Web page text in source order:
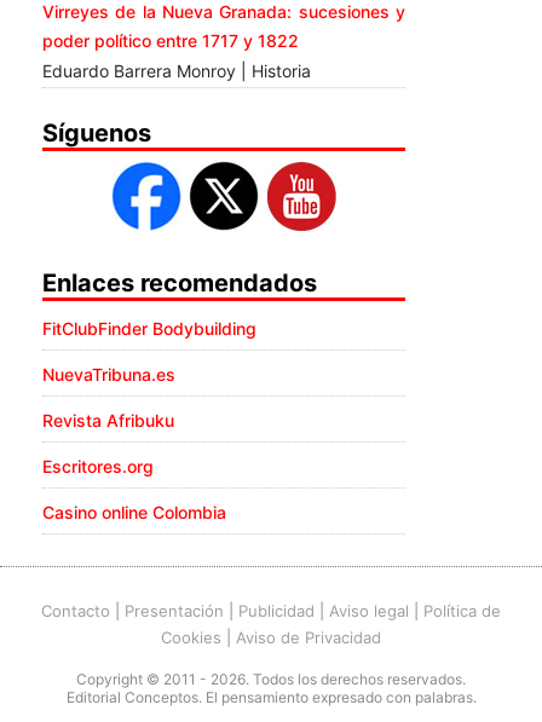
Virreyes de la Nueva Granada: sucesiones y
poder político entre 1717 y 1822
Eduardo Barrera Monroy | Historia
Síguenos
Enlaces recomendados
FitClubFinder Bodybuilding
NuevaTribuna.es
Revista Afribuku
Escritores.org
Casino online Colombia
Contacto Presentación Publicidad Aviso legal
Política de
Cookies
Aviso de Privacidad
Copyright © 2011 - 2026. Todos los derechos reservados.
Editorial Conceptos. El pensamiento expresado con palabras.